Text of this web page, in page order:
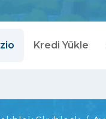
Kredi Yükle